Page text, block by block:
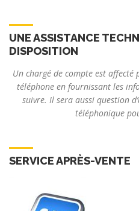
UNE ASSISTANCE
DISPOSITION
Un chargé de compte est
téléphone en fournissant les
suivre. Il sera aussi question
téléphonique
SERVICE APRÈS-VENTE